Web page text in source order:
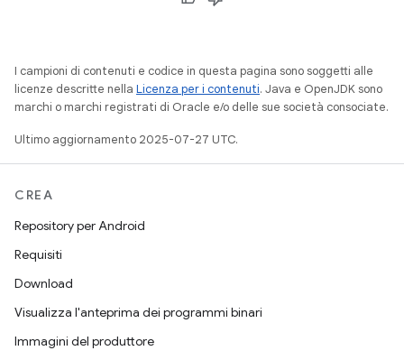
I campioni di contenuti e codice in questa pagina sono soggetti alle
licenze descritte nella Licenza per i contenuti. Java e OpenJDK sono
marchi o marchi registrati di Oracle e/o delle sue società consociate.
Ultimo aggiornamento 2025-07-27 UTC.
CREA
Repository per Android
Requisiti
Download
Visualizza l'anteprima dei programmi binari
Immagini del produttore